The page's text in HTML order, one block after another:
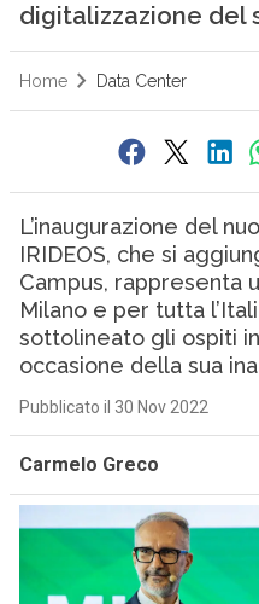
digitalizzazione del
Home Data Center
L’inaugurazione del
IRIDEOS, che si
Campus, rappresenta
Milano e per tutta
sottolineato gli ospiti
occasione della sua
Pubblicato il 30 Nov 2022
Carmelo Greco